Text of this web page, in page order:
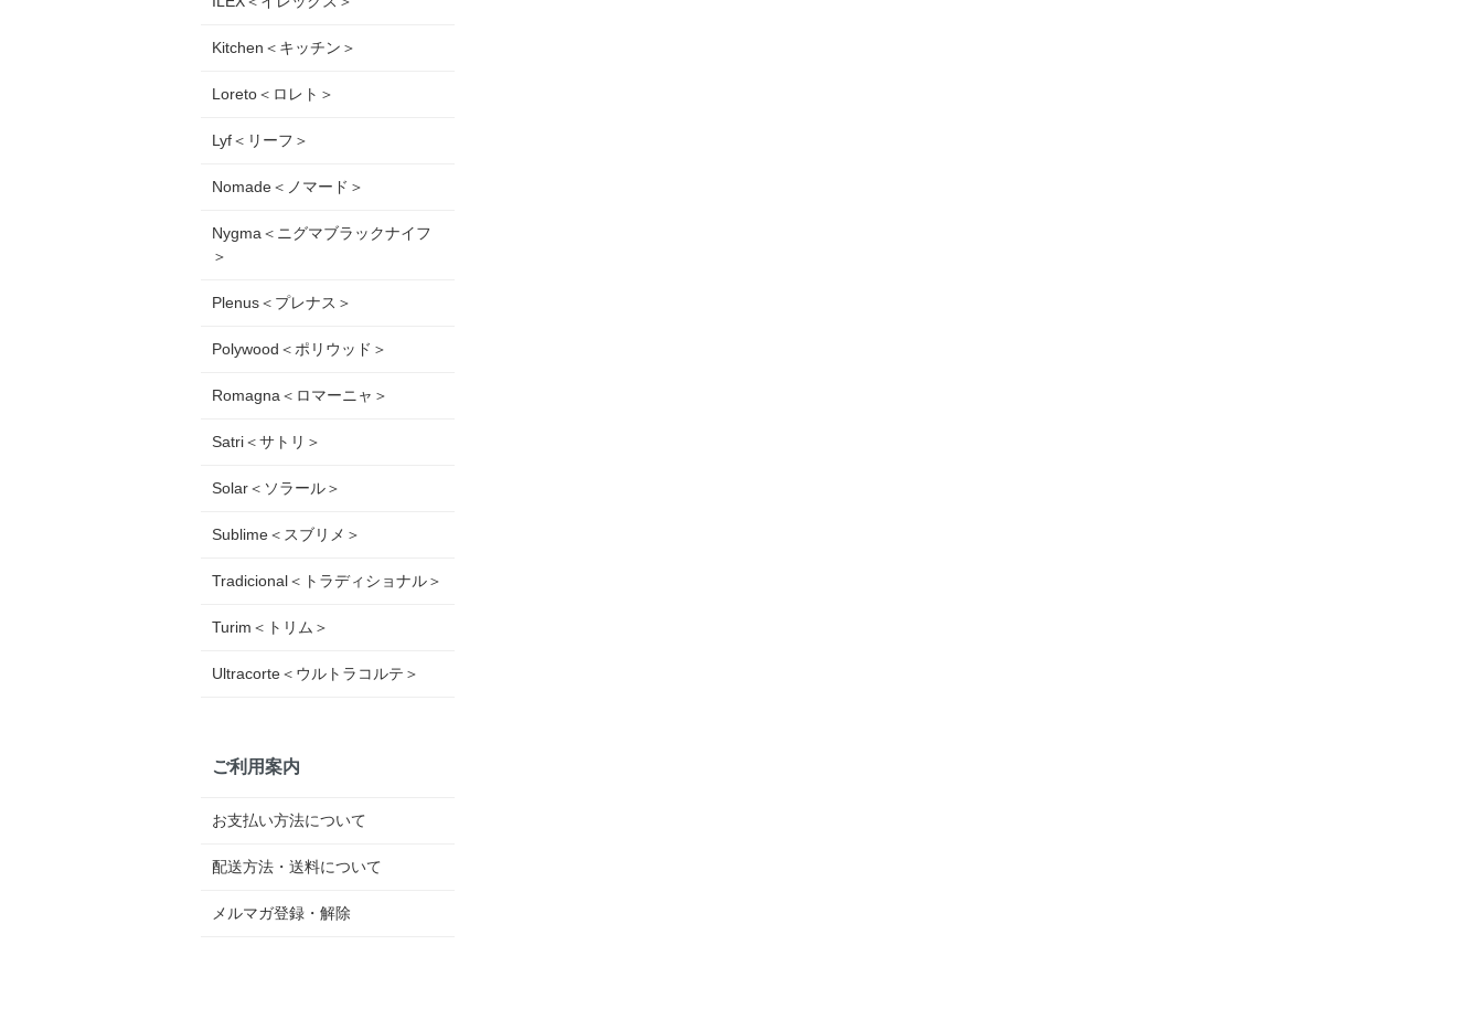
Kitchen＜キッチン＞
Loreto＜ロレト＞
Lyf＜リーフ＞
Nomade＜ノマード＞
Nygma＜ニグマブラックナイフ
＞
Plenus＜プレナス＞
Polywood＜ポリウッド＞
Romagna＜ロマーニャ＞
Satri＜サトリ＞
Solar＜ソラール＞
Sublime＜スブリメ＞
Tradicional＜トラディショナル＞
Turim＜トリム＞
Ultracorte＜ウルトラコルテ＞
ご利用案内
お支払い方法について
配送方法・送料について
メルマガ登録・解除